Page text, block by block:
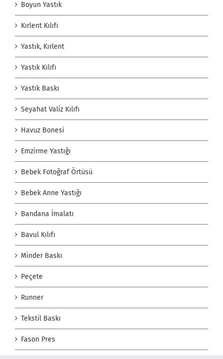
Boyun Yastık
Kırlent Kılıfı
Yastık, Kırlent
Yastık Kılıfı
Yastık Baskı
Seyahat Valiz Kılıfı
Havuz Bonesi
Emzirme Yastığı
Bebek Fotoğraf Örtüsü
Bebek Anne Yastığı
Bandana İmalatı
Bavul Kılıfı
Minder Baskı
Peçete
Runner
Tekstil Baskı
Fason Pres